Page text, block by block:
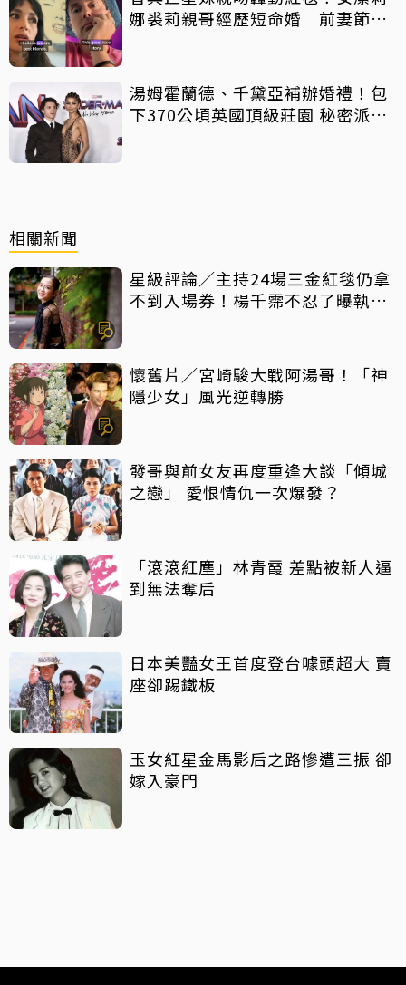
娜裘莉親哥經歷短命婚 前妻節目
湯姆霍蘭德、千黛亞補辦婚禮！包
下370公頃英國頂級莊園 秘密派對
相關新聞
星級評論／主持24場三金紅毯仍拿
不到入場券！楊千霈不忍了曝執委
懷舊片／宮崎駿大戰阿湯哥！「神
隱少女」風光逆轉勝
發哥與前女友再度重逢大談「傾城
之戀」 愛恨情仇一次爆發？
「滾滾紅塵」林青霞 差點被新人逼
到無法奪后
日本美豔女王首度登台噱頭超大 賣
座卻踢鐵板
玉女紅星金馬影后之路慘遭三振 卻
嫁入豪門